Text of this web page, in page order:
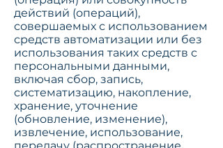
действий (операций),
совершаемых с использованием
средств автоматизации или без
использования таких средств с
персональными данными,
включая сбор, запись,
систематизацию, накопление,
хранение, уточнение
(обновление, изменение),
извлечение, использование,